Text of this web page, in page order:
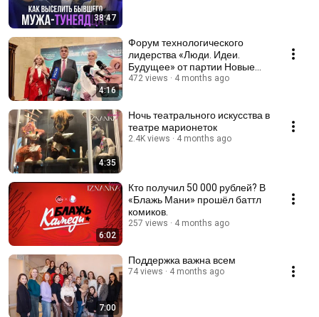
38:47
4:16
Форум технологического
лидерства «Люди. Идеи.
Будущее» от партии Новые
Люди
472 views 4 months ago
4:35
Ночь театрального искусства в
театре марионеток
2.4K views 4 months ago
6:02
Кто получил 50 000 рублей? В
«Блажь Мани» прошёл баттл
комиков.
257 views 4 months ago
7:00
Поддержка важна всем
74 views 4 months ago